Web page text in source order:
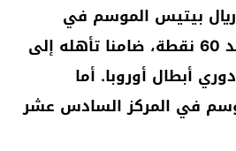
بيتيس الموسم في
المركز الخامس برصيد 60 نقطة، ضامنا تأهله إلى
أبطال أوروبا. أما
في المركز السادس عشر